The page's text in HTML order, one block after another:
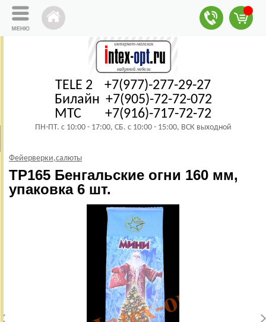
TELE 2 +7(977)-277-29-27
Билайн +7(905)-72-72-072
МТС +7(916)-717-72-72
ПН-ПТ. с 10:00 - 17:00, СБ. с 10:00 - 15:00, ВСК выходной
Фейерверки,салюты
ТР165 Бенгальские огни 160 мм,
упаковка 6 шт.